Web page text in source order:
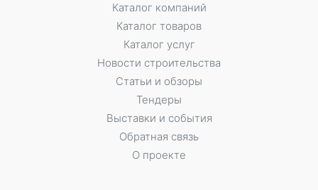
Каталог компаний
Каталог товаров
Каталог услуг
Новости строительства
Статьи и обзоры
Тендеры
Выставки и события
Обратная связь
О проекте